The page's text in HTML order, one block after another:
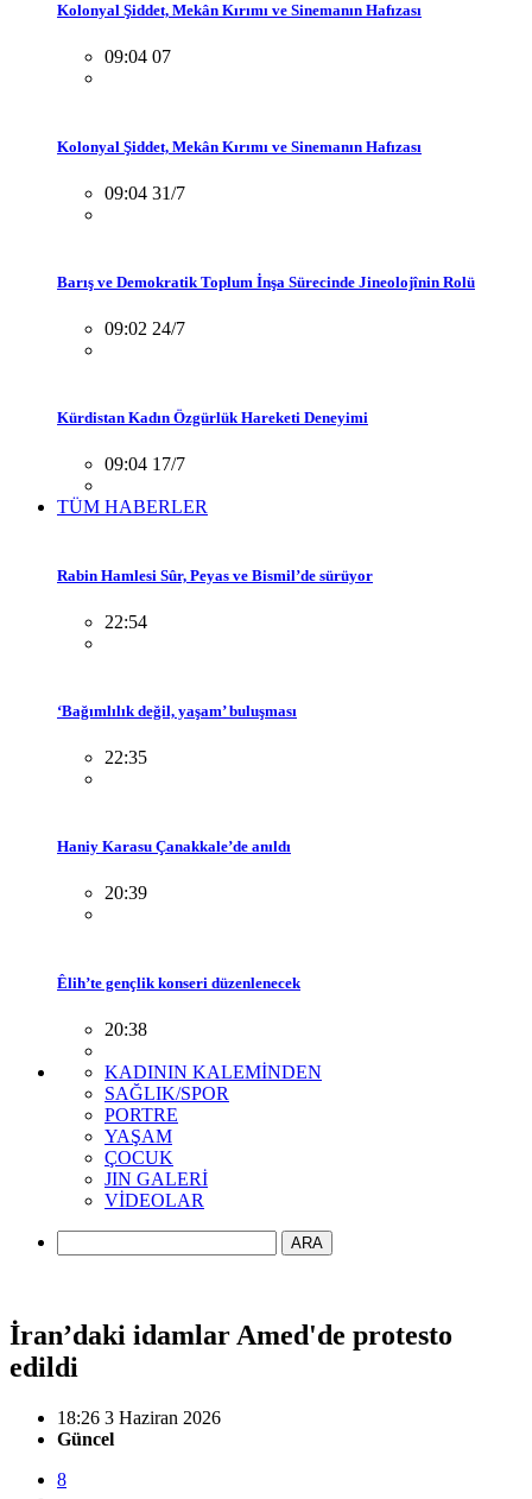
Kolonyal Şiddet, Mekân Kırımı ve Sinemanın Hafızası
09:04 07
Kolonyal Şiddet, Mekân Kırımı ve Sinemanın Hafızası
09:04 31/7
Barış ve Demokratik Toplum İnşa Sürecinde Jineolojînin Rolü
09:02 24/7
Kürdistan Kadın Özgürlük Hareketi Deneyimi
09:04 17/7
TÜM HABERLER
Rabin Hamlesi Sûr, Peyas ve Bismil’de sürüyor
22:54
‘Bağımlılık değil, yaşam’ buluşması
22:35
Haniy Karasu Çanakkale’de anıldı
20:39
Êlih’te gençlik konseri düzenlenecek
20:38
KADININ KALEMİNDEN
SAĞLIK/SPOR
PORTRE
YAŞAM
ÇOCUK
JIN GALERİ
VİDEOLAR
ARA
İran’daki idamlar Amed'de protesto
edildi
18:26 3 Haziran 2026
Güncel
8